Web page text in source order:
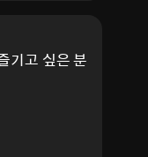
기고 싶은 분